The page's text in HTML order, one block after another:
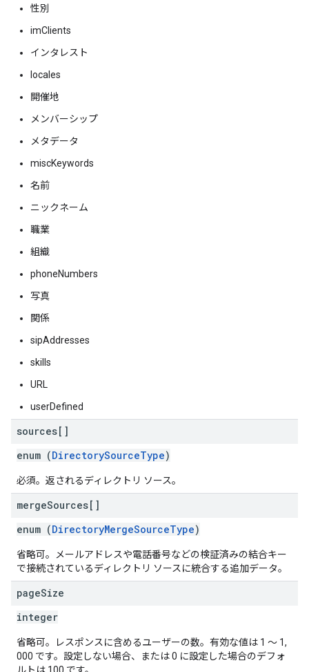
性別
imClients
インタレスト
locales
開催地
メンバーシップ
メタデータ
miscKeywords
名前
ニックネーム
職業
組織
phoneNumbers
写真
関係
sipAddresses
skills
URL
userDefined
sources[]
enum (DirectorySourceType)
必須。返されるディレクトリ ソース。
mergeSources[]
enum (DirectoryMergeSourceType)
省略可。メールアドレスや電話番号などの検証済みの結合キー
で接続されているディレクトリ ソースに統合する追加データ。
pageSize
integer
省略可。レスポンスに含めるユーザーの数。有効な値は 1 ～ 1,
000 です。設定しない場合、または 0 に設定した場合のデフォ